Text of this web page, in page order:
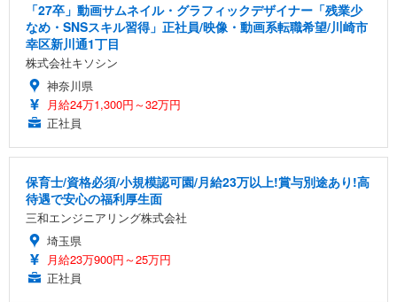
「27卒」動画サムネイル・グラフィックデザイナー「残業少
なめ・SNSスキル習得」正社員/映像・動画系転職希望/川崎市
幸区新川通1丁目
株式会社キソシン
神奈川県
月給24万1,300円～32万円
正社員
保育士/資格必須/小規模認可園/月給23万以上!賞与別途あり!高
待遇で安心の福利厚生面
三和エンジニアリング株式会社
埼玉県
月給23万900円～25万円
正社員